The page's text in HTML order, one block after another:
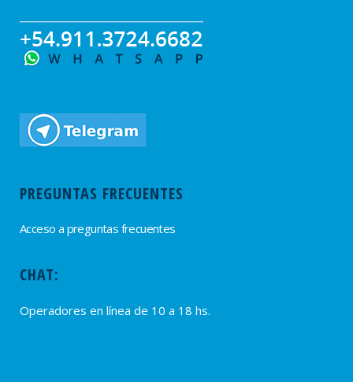
PREGUNTAS FRECUENTES
Acceso a preguntas frecuentes
CHAT:
Operadores en línea de 10 a 18 hs.